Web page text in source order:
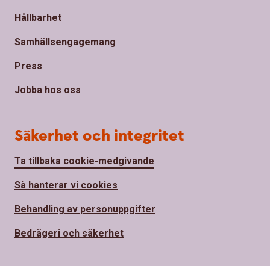
Hållbarhet
Samhällsengagemang
Press
Jobba hos oss
Säkerhet och integritet
Ta tillbaka cookie-medgivande
Så hanterar vi cookies
Behandling av personuppgifter
Bedrägeri och säkerhet